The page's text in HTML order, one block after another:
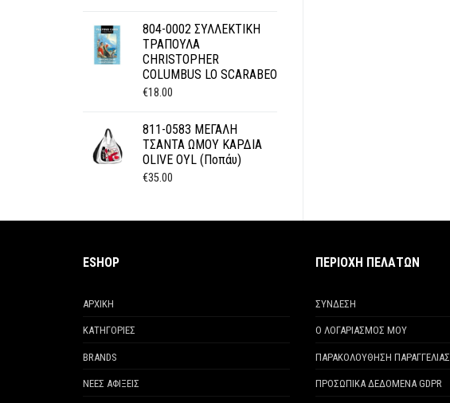
804-0002 ΣΥΛΛΕΚΤΙΚΗ
ΤΡΑΠΟΥΛΑ
CHRISTOPHER
COLUMBUS LO SCARABEO
€18.00
811-0583 ΜΕΓΑΛΗ
ΤΣΑΝΤΑ ΩΜΟΥ ΚΑΡΔΙΑ
OLIVE OYL (Ποπάυ)
€35.00
ESHOP
ΑΡΧΙΚΗ
ΚΑΤΗΓΟΡΙΕΣ
BRANDS
ΝΕΕΣ ΑΦΙΞΕΙΣ
ΠΕΡΙΟΧΗ ΠΕΛΑΤΩΝ
ΣΥΝΔΕΣΗ
Ο ΛΟΓΑΡΙΑΣΜΟΣ ΜΟΥ
ΠΑΡΑΚΟΛΟΥΘΗΣΗ ΠΑΡΑΓΓΕΛΙΑΣ
ΠΡΟΣΩΠΙΚΑ ΔΕΔΟΜΕΝΑ GDPR